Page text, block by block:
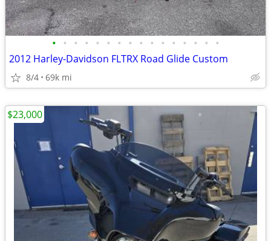
• • • • • • • • • • • • • • • •
2012 Harley-Davidson FLTRX Road Glide Custom
8/4 69k mi
$23,000